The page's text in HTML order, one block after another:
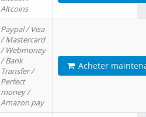
Altcoins
Paypal / Visa
/ Mastercard
/ Webmoney
/ Bank
Transfer /
Perfect
money /
Amazon pay
Acheter